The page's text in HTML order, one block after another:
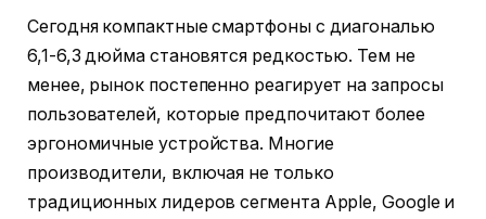
Сегодня компактные смартфоны с диагональю
6,1-6,3 дюйма становятся редкостью. Тем не
менее, рынок постепенно реагирует на запросы
пользователей, которые предпочитают более
эргономичные устройства. Многие
производители, включая не только
традиционных лидеров сегмента Apple, Google и